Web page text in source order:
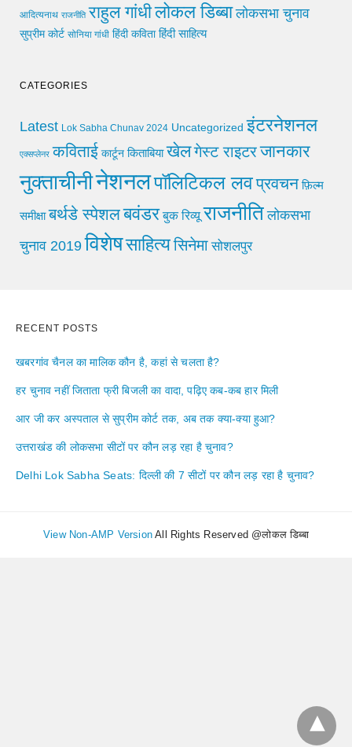
आदित्यनाथ राजनीति राहुल गांधीलोकल डिब्बा लोकसभा चुनाव
सुप्रीम कोर्ट सोनिया गांधी हिंदी कविता हिंदी साहित्य
CATEGORIES
Latest Lok Sabha Chunav 2024 Uncategorized इंटरनेशनल
एक्सप्लेनर कविताई कार्टून किताबिया खेलगेस्ट राइटरजानकार
नुक्ताचीनीनेशनलपॉलिटिकल लवप्रवचन फ़िल्म
समीक्षा बर्थडे स्पेशलबवंडर बुक रिव्यू राजनीति लोकसभा
चुनाव 2019 विशेषसाहित्यसिनेमा सोशलपुर
RECENT POSTS
खबरगांव चैनल का मालिक कौन है, कहां से चलता है?
हर चुनाव नहीं जिताता फ्री बिजली का वादा, पढ़िए कब-कब हार मिली
आर जी कर अस्पताल से सुप्रीम कोर्ट तक, अब तक क्या-क्या हुआ?
उत्तराखंड की लोकसभा सीटों पर कौन लड़ रहा है चुनाव?
Delhi Lok Sabha Seats: दिल्ली की 7 सीटों पर कौन लड़ रहा है चुनाव?
View Non-AMP Version All Rights Reserved @लोकल डिब्बा